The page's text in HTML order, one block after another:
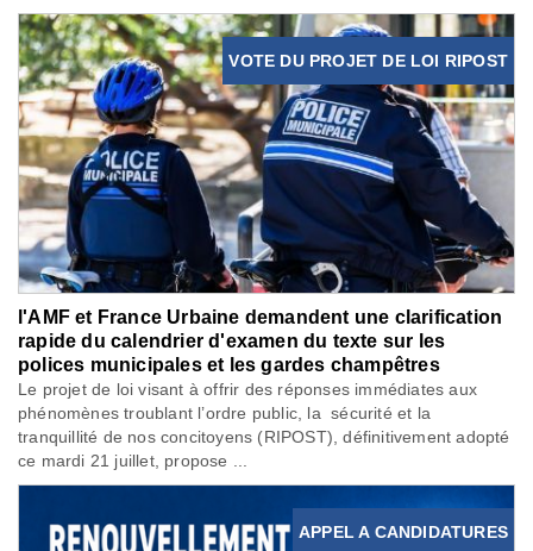
VOTE DU PROJET DE LOI RIPOST
l'AMF et France Urbaine demandent une clarification
rapide du calendrier d'examen du texte sur les
polices municipales et les gardes champêtres
Le projet de loi visant à offrir des réponses immédiates aux
phénomènes troublant l’ordre public, la sécurité et la
tranquillité de nos concitoyens (RIPOST), définitivement adopté
ce mardi 21 juillet, propose ...
APPEL A CANDIDATURES